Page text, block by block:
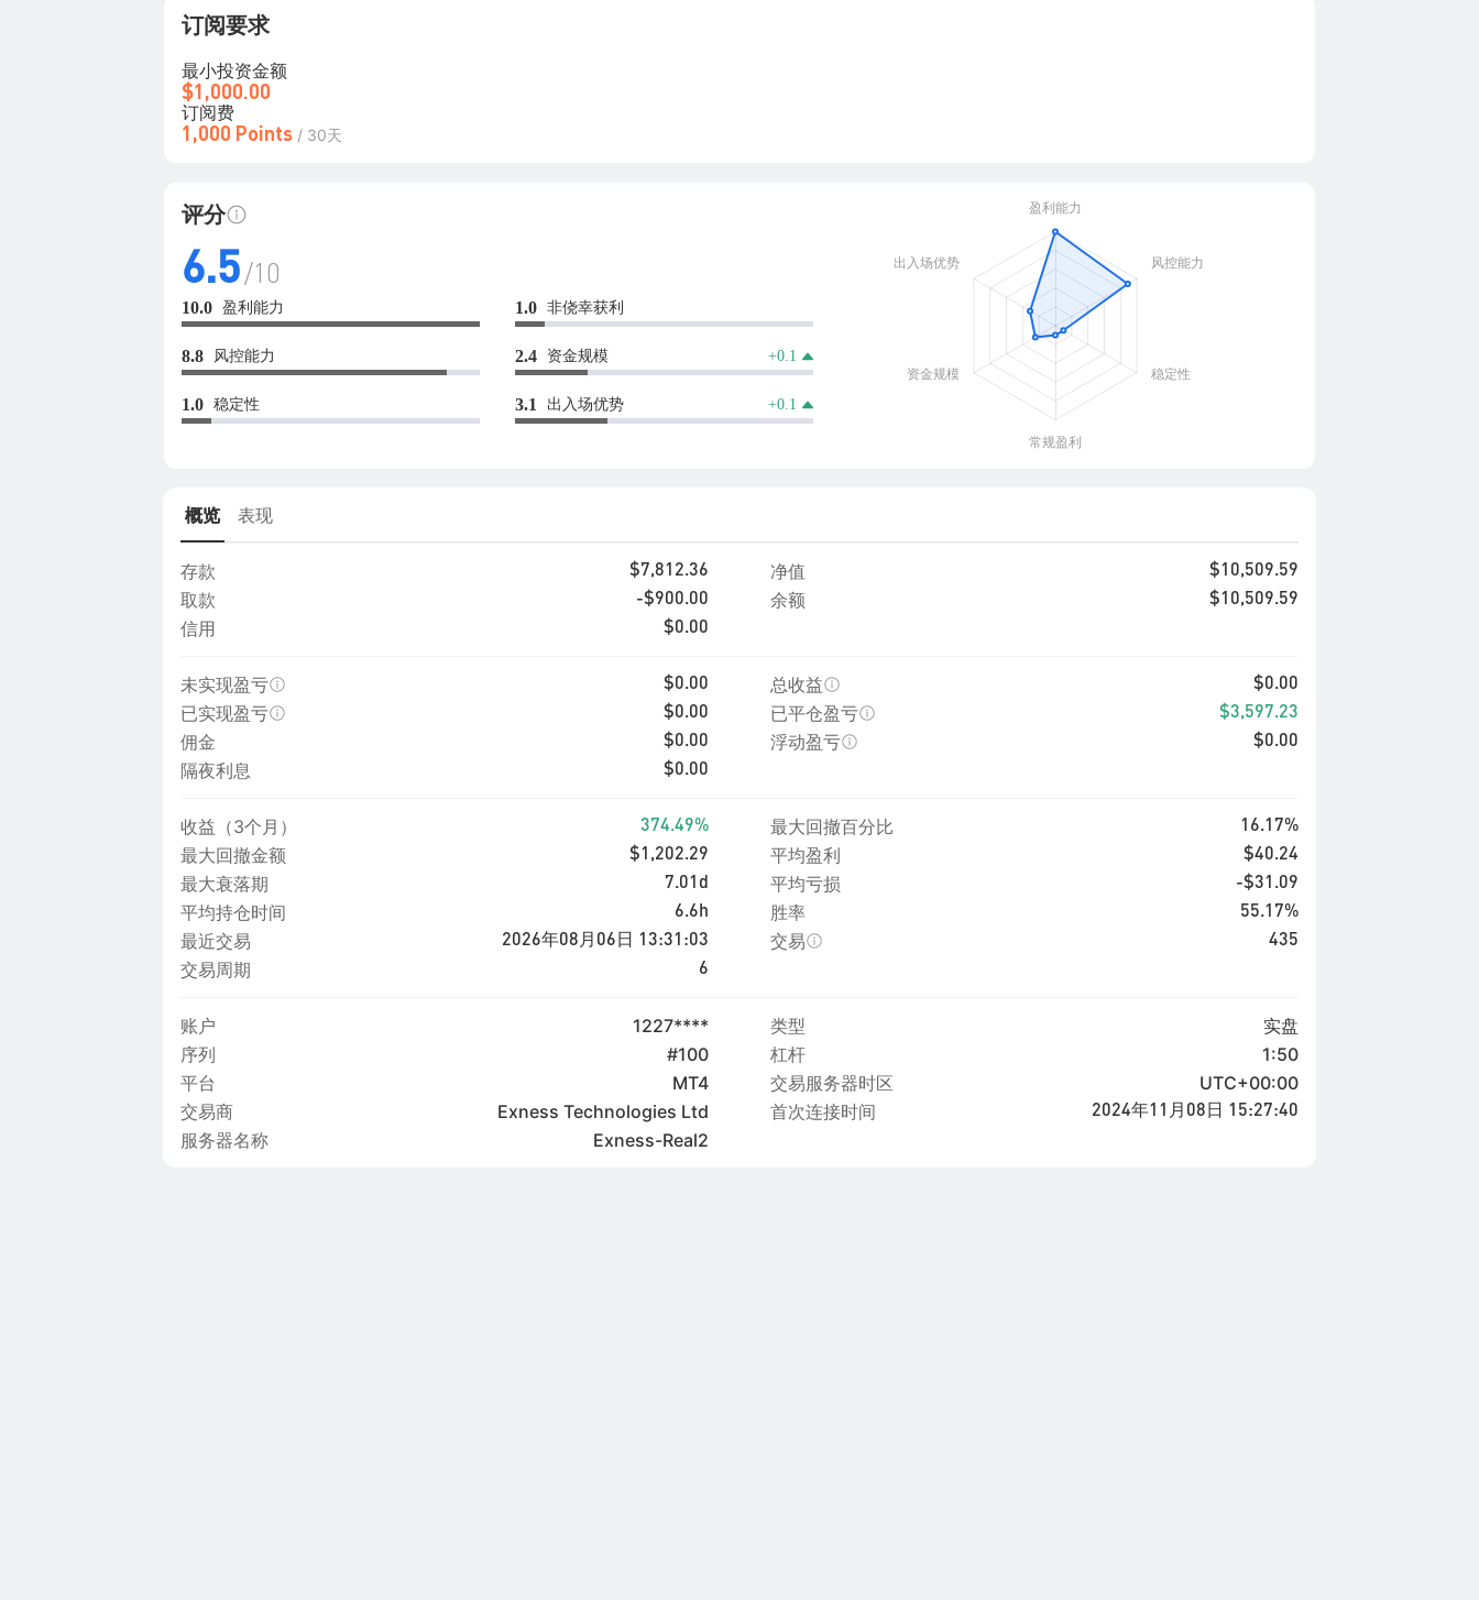
订阅要求
最小投资金额
$1,000.00
订阅费
1,000 Points / 30天
评分
6.5/10
10.0 盈利能力 1.0 非侥幸获利
8.8 风控能力 2.4 资金规模 +0.1
1.0 稳定性 3.1 出入场优势 +0.1
概览 表现
存款 $7,812.36 净值 $10,509.59
取款 -$900.00 余额 $10,509.59
信用 $0.00
未实现盈亏 $0.00 总收益 $0.00
已实现盈亏 $0.00 已平仓盈亏 $3,597.23
佣金 $0.00 浮动盈亏 $0.00
隔夜利息 $0.00
收益（3个月） 374.49% 最大回撤百分比 16.17%
最大回撤金额 $1,202.29 平均盈利 $40.24
最大衰落期 7.01d 平均亏损 -$31.09
平均持仓时间 6.6h 胜率 55.17%
最近交易 2026年08月06日 13:31:03 交易 435
交易周期 6
账户 1227**** 类型
实盘
序列
#100 杠杆
1:50
平台
MT4 交易服务器时区
UTC+00:00
交易商
Exness Technologies Ltd 首次连接时间 2024年11月08日 15:27:40
服务器名称 Exness-Real2